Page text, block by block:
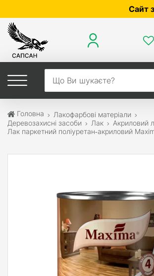
Сайт
Головна
Лакофарбові матеріали
Деревозахисні засоби
Лак
Акриловий
Лак паркетний поліуретан‑акриловий